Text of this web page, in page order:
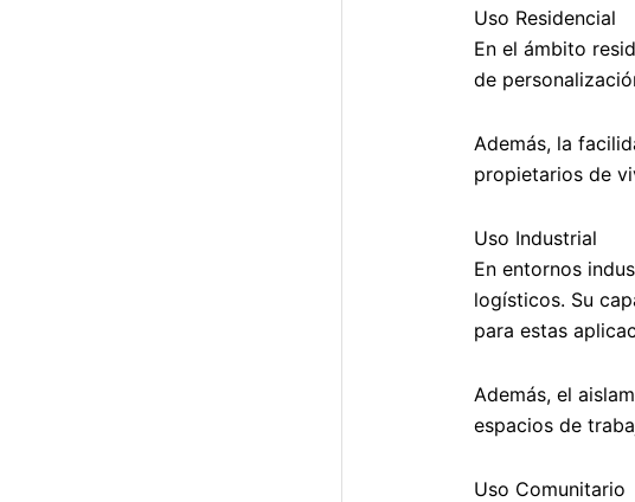
Uso Residencial
En el ámbito
de
Además, la
propietarios de
Uso Industrial
En entornos
logísticos. Su
para estas
Además, el
espacios de
Uso Comunitario